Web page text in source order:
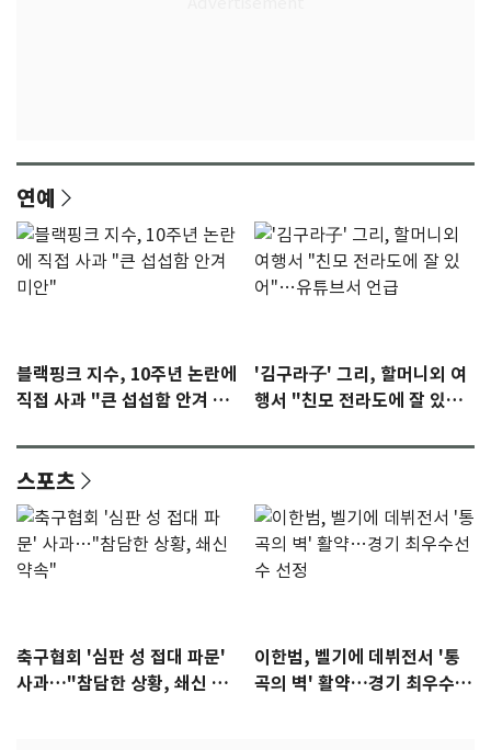
연예
블랙핑크 지수, 10주년 논란에
직접 사과 "큰 섭섭함 안겨 미
'김구라子' 그리, 할머니외 여
행서 "친모 전라도에 잘 있
스포츠
축구협회 '심판 성 접대 파문'
사과…"참담한 상황, 쇄신 약
이한범, 벨기에 데뷔전서 '통
곡의 벽' 활약…경기 최우수선